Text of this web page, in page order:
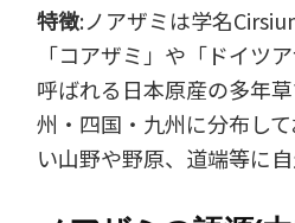
特徴:ノアザミは学名
「コアザミ」や「ドイツ
呼ばれる日本原産の多年
州・四国・九州に分布し
い山野や野原、道端等に自